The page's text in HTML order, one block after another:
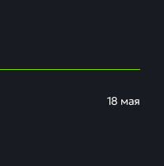
18 мая